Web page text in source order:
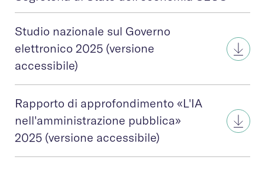
Studio nazionale sul Governo
elettronico 2025 (versione
accessibile)
Rapporto di approfondimento «L'IA
nell'amministrazione pubblica»
2025 (versione accessibile)